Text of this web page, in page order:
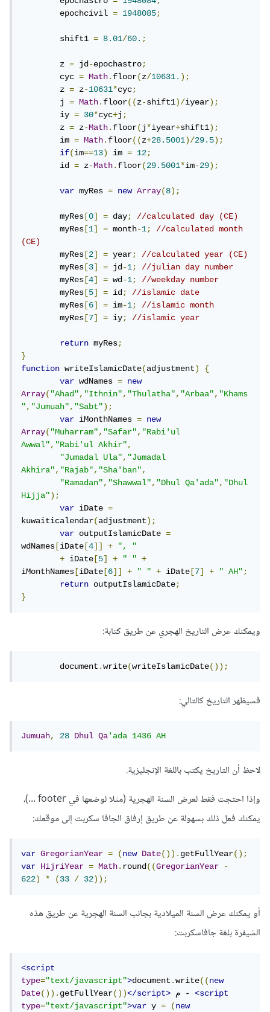
	epochcivil
= 1948085;
	shift1
= 8.01/60.;
	z
= jd-epochastro;
	cyc
= Math.floor(z/10631.);
	z
= z-10631*cyc;
	j
= Math.floor((z-shift1)/iyear);
	iy
= 30*cyc+j;
	z
= z-Math.floor(j*iyear+shift1);
	im
= Math.floor((z+28.5001)/29.5);
if(im==13) im = 12;
	id
= z-Math.floor(29.5001*im-29);
var myRes = new Array(8);
	myRes
[0] = day;
//calculated day (CE)
	myRes
[1] = month-1;
//calculated month
(CE)
	myRes
[2] = year;
//calculated year (CE)
	myRes
[3] = jd-1;
//julian day number
	myRes
[4] = wd-1;
//weekday number
	myRes
[5] = id;
//islamic date
	myRes
[6] = im-1;
//islamic month
	myRes
[7] = iy; //islamic year
return myRes;
}
function writeIslamicDate(adjustment)
{
var wdNames =
new
Array("Ahad","Ithnin","Thulatha","Arbaa","Khams
","Jumuah","Sabt");
var iMonthNames =
new
Array("Muharram","Safar","Rabi'ul
Awwal","Rabi'ul Akhir",
"Jumadal Ula","Jumadal
Akhira","Rajab","Sha'ban",
"Ramadan","Shawwal","Dhul Qa'ada","Dhul
Hijja");
var iDate =
kuwaiticalendar(adjustment);
var outputIslamicDate =
wdNames [iDate [4]] +
", "
+ iDate [5] + " "
+
iMonthNames [iDate [6]] + " " + iDate [7] + " AH";
return outputIslamicDate;
}
ويمكنك عرض التاريخ الهجري عن طريق كتابة:
	document
.write(writeIslamicDate());
فسيظهر التاريخ كالتالي:
Jumuah, 28 Dhul Qa'ada 1436 AH
لاحظ أن التاريخ يكتب باللغة الإنجليزية.
وإذا احتجت فقط لعرض السنة الهجرية (مثلا لوضعها في footer ...)،
يمكنك فعل ذلك بسهولة عن طريق إرفاق الجافا سكربت إلى موقعك:
var GregorianYear = (new Date()).getFullYear();
var
HijriYear = Math.round((GregorianYear
-
622) * (33 / 32));
أو يمكنك عرض السنة الميلادية بجانب السنة الهجرية عن طريق هذه
الشيفرة بلغة جافاسكربت:
<script
type="text/javascript">document.write((new
Date()).getFullYear())</script> م - <script
type="text/javascript">var y = (new